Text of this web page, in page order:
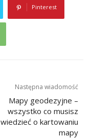
Pinterest
Następna wiadomość
Mapy geodezyjne –
wszystko co musisz
wiedzieć o kartowaniu
mapy